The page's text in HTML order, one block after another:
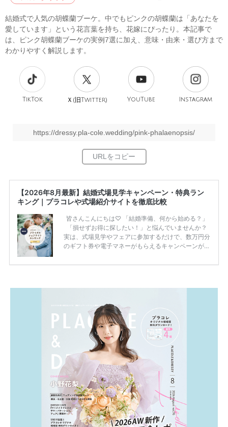
結婚式で人気の胡蝶蘭ブーケ。中でもピンクの胡蝶蘭は「あなたを
愛しています」という花言葉を持ち、花嫁にぴったり。本記事で
は、ピンク胡蝶蘭ブーケの実例7選に加え、意味・由来・選び方まで
わかりやすく解説します。
TikTok Ｘ(旧Twitter) YouTube Instagram
https://dressy.pla-cole.wedding/pink-phalaenopsis/
【2026年8月最新】結婚式場見学キャンペーン・特典ラン
キング｜プラコレや式場紹介サイトを徹底比較
皆さんこんにちは♡ 「結婚準備、何から始める？」
「損せずお得に探したい！」と悩んでいませんか？
実は、式場見学やフェアに参加するだけで、数万円分
のギフト券や電子マネーがもらえるキャンペーンがあ
ため、比較せずに選ぶと損をしてしまうことも……。
一番お得？」「プラコレの特典は？」といった疑問も
解決します。 まずは診断で候補を絞れる「ウェディ
ング診断」か、体験型 […]続きを読む